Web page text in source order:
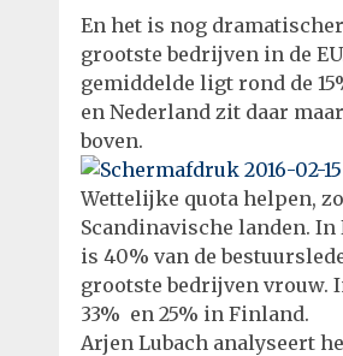
En het is nog
grootste bedrijven in de
gemiddelde ligt rond de
en Nederland zit daar
boven.
Wettelijke quota helpen,
Scandinavische landen. In
is 40% van de
grootste bedrijven vrouw.
33% en 25% in Finland.
Arjen Lubach analyseert